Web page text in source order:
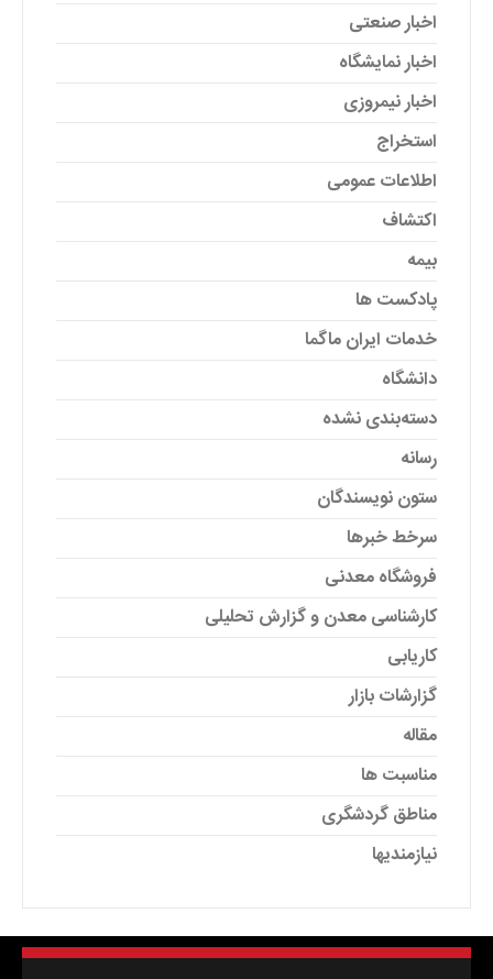
اخبار صنعتی
اخبار نمایشگاه
اخبار نیمروزی
استخراج
اطلاعات عمومی
اکتشاف
بیمه
پادکست ها
خدمات ایران ماگما
دانشگاه
دسته‌بندی نشده
رسانه
ستون نویسندگان
سرخط خبرها
فروشگاه معدنی
کارشناسی معدن و گزارش تحلیلی
کاریابی
گزارشات بازار
مقاله
مناسبت ها
مناطق گردشگری
نیازمندیها